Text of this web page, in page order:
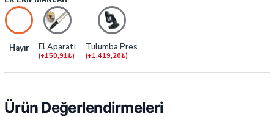
Hayır El Aparatı
(+150,91₺)
Tulumba Pres
(+1.419,26₺)
Ürün Değerlendirmeleri